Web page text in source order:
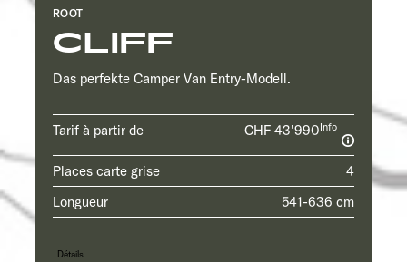
CLIFF
ROOT
Das perfekte Camper Van Entry-Modell.
Tarif à partir de CHF 43'990Info
Places carte grise
4
Longueur
541-636 cm
Détails